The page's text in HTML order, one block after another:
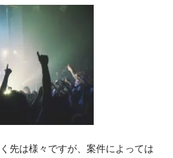
先は様々ですが、案件によっては